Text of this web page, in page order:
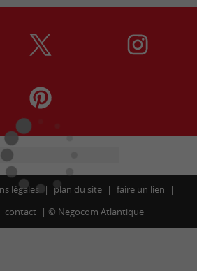
légales plan du site
faire un lien
contact © Negocom Atlantique